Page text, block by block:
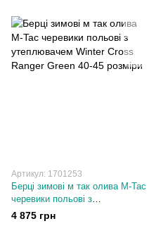
Артикул: 1701253
Берці зимові м так олива M-Tac
черевики польові з
утеплювачем Winter Cross
4 875 грн